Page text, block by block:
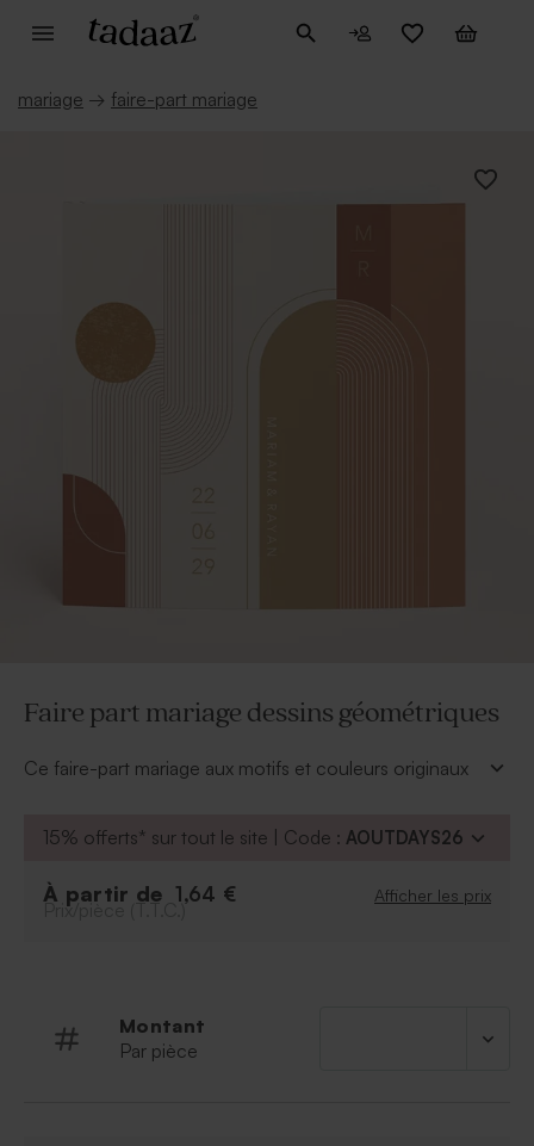
mariage → faire-part mariage
Faire part mariage dessins géométriques
Ce faire-part mariage aux motifs et couleurs originaux
personnalisation.
15% offerts* sur tout le site | Code : AOUTDAYS26
À partir de 1,64 € Afficher les prix
Prix/pièce (T.T.C.)
Montant
Par pièce